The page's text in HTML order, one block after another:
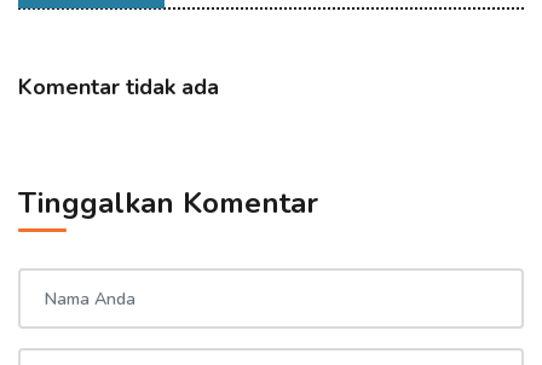
Komentar tidak ada
Tinggalkan Komentar